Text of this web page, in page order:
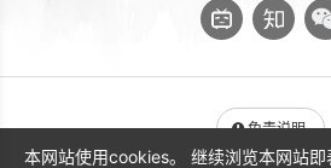
免责说明
本网站使用cookies。 继续浏览本网站